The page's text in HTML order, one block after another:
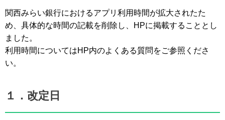
関西みらい銀行におけるアプリ利用時間が拡大されたた
め、具体的な時間の記載を削除し、HPに掲載することとし
ました。
利用時間についてはHP内のよくある質問をご参照くださ
い。
１．改定日